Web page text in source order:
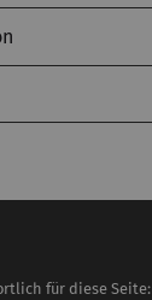
für diese Seite: